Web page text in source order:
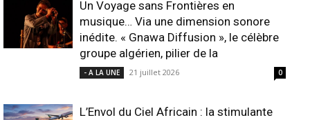
Un Voyage sans Frontières en
musique… Via une dimension sonore
inédite. « Gnawa Diffusion », le célèbre
groupe algérien, pilier de la
- A LA UNE 21 juillet 2026 0
L’Envol du Ciel Africain : la stimulante